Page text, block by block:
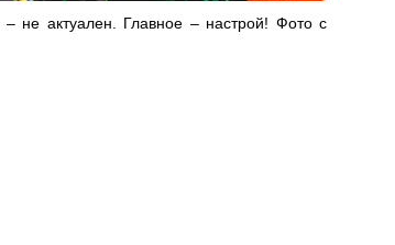
не актуален. Главное – настрой! Фото с